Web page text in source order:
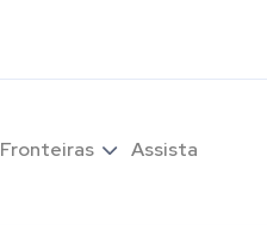
Fronteiras Assista